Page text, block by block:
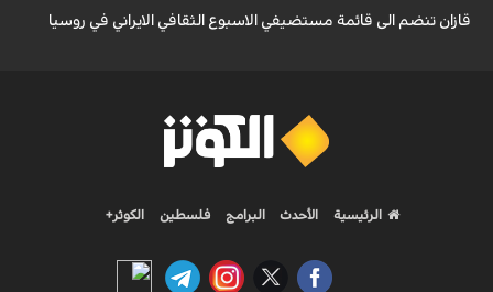
قازان تنضم الى قائمة مستضيفي الاسبوع الثقافي الايراني في روسيا
الرئيسية الأحدث البرامج فلسطين الكوثر+